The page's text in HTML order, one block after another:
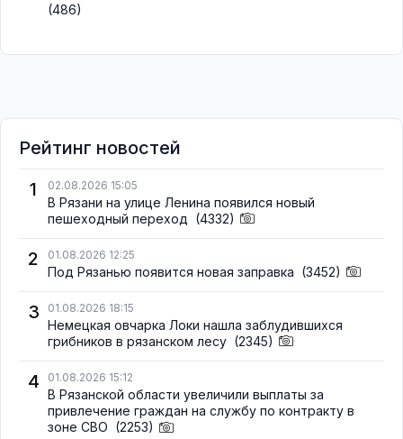
(486)
Рейтинг новостей
1
02.08.2026 15:05
В Рязани на улице Ленина появился новый
пешеходный переход (4332)
2 01.08.2026 12:25
Под Рязанью появится новая заправка (3452)
3 01.08.2026 18:15
Немецкая овчарка Локи нашла заблудившихся
грибников в рязанском лесу (2345)
4 01.08.2026 15:12
В Рязанской области увеличили выплаты за
привлечение граждан на службу по контракту в
зоне СВО (2253)